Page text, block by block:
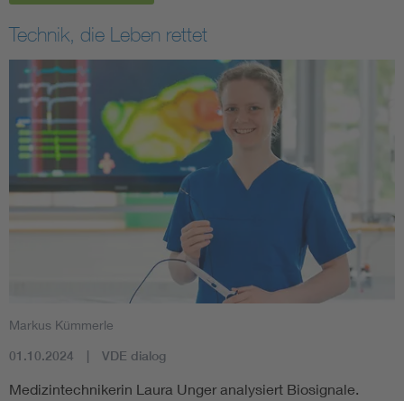
Technik, die Leben rettet
Markus Kümmerle
01.10.2024 VDE dialog
Medizintechnikerin Laura Unger analysiert Biosignale.